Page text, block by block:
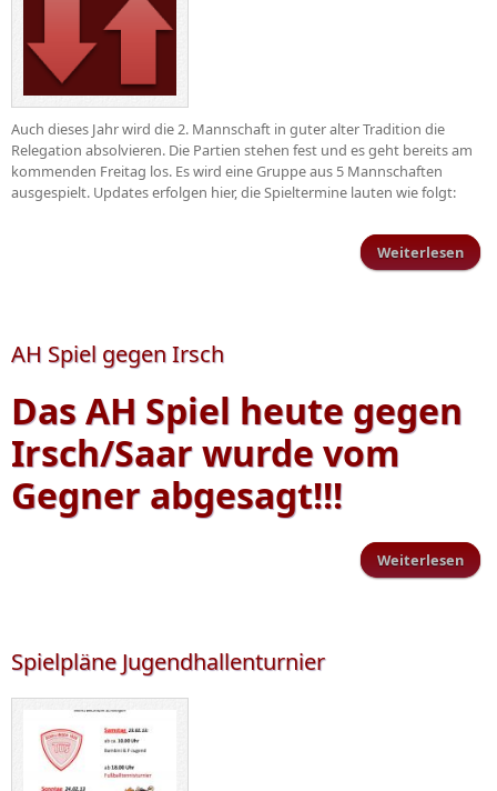
Auch dieses Jahr wird die 2. Mannschaft in guter alter Tradition die
Relegation absolvieren. Die Partien stehen fest und es geht bereits am
kommenden Freitag los. Es wird eine Gruppe aus 5 Mannschaften
ausgespielt. Updates erfolgen hier, die Spieltermine lauten wie folgt:
Weiterlesen
AH Spiel gegen Irsch
Das AH Spiel heute gegen
Irsch/Saar wurde vom
Gegner abgesagt!!!
Weiterlesen
Spielpläne Jugendhallenturnier